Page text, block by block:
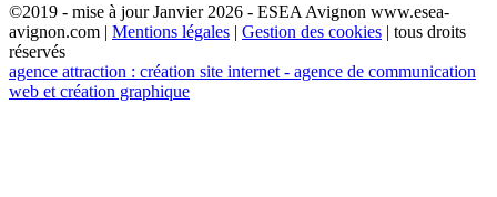
©2019 - mise à jour Janvier 2026 - ESEA Avignon www.esea-
avignon.com | Mentions légales | Gestion des cookies | tous droits
réservés
agence attraction : création site internet - agence de communication
web et création graphique